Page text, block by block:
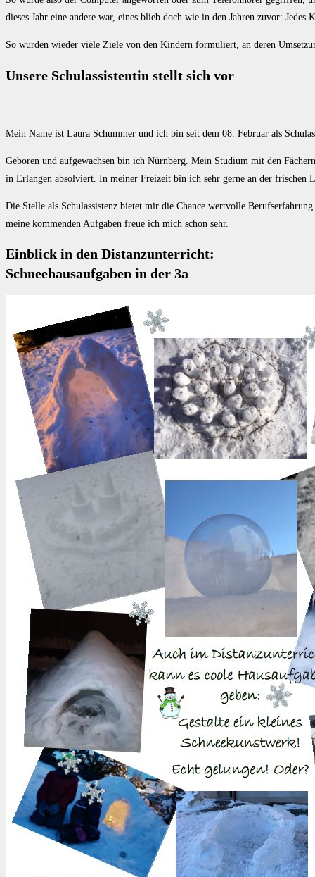
dieses Jahr eine andere war, eines blieb doch wie in den Jahren zuvor:
So wurden wieder viele Ziele von den Kindern formuliert, an deren
Unsere Schulassistentin stellt sich vor
Mein Name ist Laura Schummer und ich bin seit dem 08. Februar als
Geboren und aufgewachsen bin ich Nürnberg. Mein Studium mit den
in Erlangen absolviert. In meiner Freizeit bin ich sehr gerne an der
Die Stelle als Schulassistenz bietet mir die Chance wertvolle
meine kommenden Aufgaben freue ich mich schon sehr.
Einblick in den Distanzunterricht:
Schneehausaufgaben in der 3a